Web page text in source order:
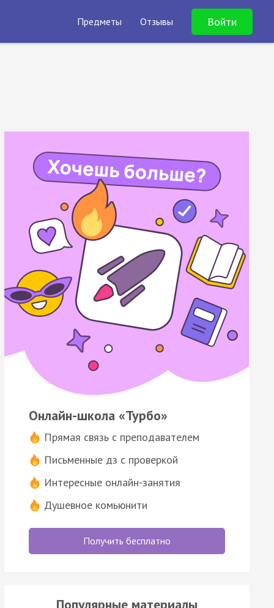
Предметы Отзывы Войти
Онлайн-школа «Турбо»
Прямая связь с преподавателем
Письменные дз с проверкой
Интересные онлайн-занятия
Душевное комьюнити
Получить бесплатно
Популярные материалы